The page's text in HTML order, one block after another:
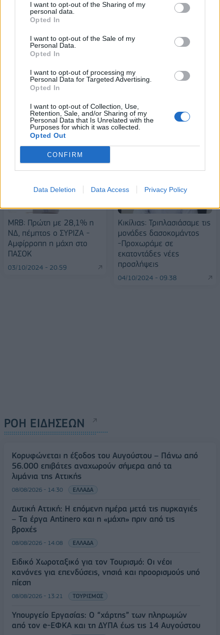
I want to opt-out of the Sharing of my
personal data.
Opted In
I want to opt-out of the Sale of my
Personal Data.
Opted In
I want to opt-out of processing my
Personal Data for Targeted Advertising.
Opted In
I want to opt-out of Collection, Use,
Retention, Sale, and/or Sharing of my
Personal Data that Is Unrelated with the
Purposes for which it was collected.
Opted Out
CONFIRM
Data Deletion Data Access Privacy Policy
18η συνεχόμενη χρονιά για τον ΟΤΕ στη διεθνή σειρά δεικτών
πύλες του σε όλους
ΠΕΡΙΣΣΌΤΕΡΑ ΣΕ ΑΥΤΉ ΤΗΝ ΚΑΤΗΓΟΡΊΑ
MRB: Πρώτη με 28,1% η
ΝΔ, πέμπτος ο ΣΥΡΙΖΑ -
Αμφίρροπη η μάχη στο
ΠΑΣΟΚ
03/10/2024 - 20:59
Κικίλιας: Τριπλασιάσαμε τις
μονάδες δασοκομάντος
-Προχωράμε σε
εκατοντάδες νέες
προσλήψεις
04/10/2024 - 09:38
ΡΟΗ ΕΙΔΗΣΕΩΝ
Κορυφώνεται η έξοδος του Αυγούστου – Πάνω από
56.000 επιβάτες αναχωρούν σήμερα από τα
λιμάνια της Αττικής
08/08/2026 - 14:30 ΕΛΛΑΔΑ
Δυτική Αττική: Η επόμενη ημέρα μετά τις πυρκαγιές
– Τα έργα Antinero και η «μάχη» πριν από τις
βροχές
08/08/2026 - 14:08 ΕΛΛΑΔΑ
Ειδικό Χωροταξικό για τον Τουρισμό: Οι νέοι
κανόνες για επενδύσεις, νησιά και προορισμούς υπό
πίεση
08/08/2026 - 13:21 ΤΟΥΡΙΣΜΟΣ
Υπουργείο Εργασίας: Ο “χάρτης” των πληρωμών
από τον e-ΕΦΚΑ και τη ΔΥΠΑ έως τις 14 Αυγούστου